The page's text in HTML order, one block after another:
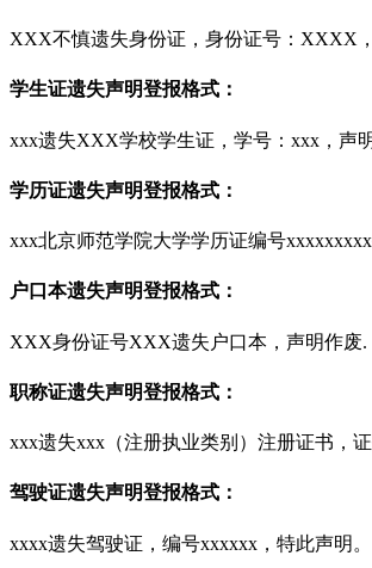
XXX不慎遗失身份证，身份证号：XXXX，
学生证遗失声明登报格式：
xxx遗失XXX学校学生证，学号：xxx，声明
学历证遗失声明登报格式：
xxx北京师范学院大学学历证编号xxxxxxxxx
户口本遗失声明登报格式：
XXX身份证号XXX遗失户口本，声明作废.
职称证遗失声明登报格式：
xxx遗失xxx（注册执业类别）注册证书，
驾驶证遗失声明登报格式：
xxxx遗失驾驶证，编号xxxxxx，特此声明。